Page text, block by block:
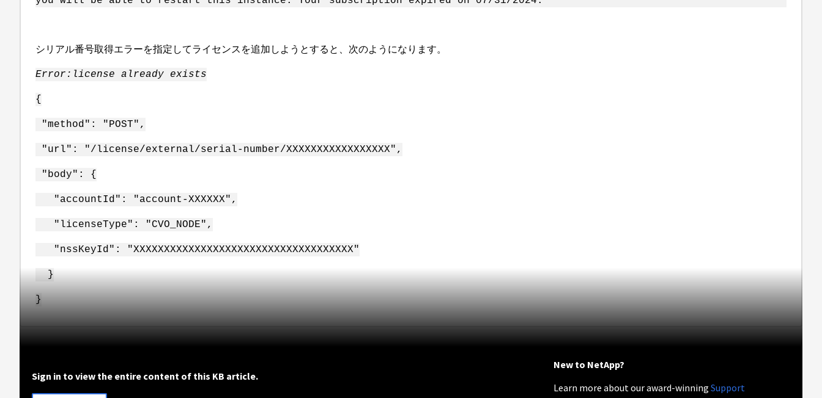
シリアル番号取得エラーを指定してライセンスを追加しようとすると、次のようになります。
Error: license already exists
{
"method": "POST",
"url": "/license/external/serial-number/XXXXXXXXXXXXXXXXX",
"body": {
"accountId": "account-XXXXXX",
"licenseType": "CVO_NODE",
"nssKeyId": "XXXXXXXXXXXXXXXXXXXXXXXXXXXXXXXXXXXX"
}
}
Sign in to view the entire content of this KB article.
New to NetApp?
Learn more about our award-winningSupport